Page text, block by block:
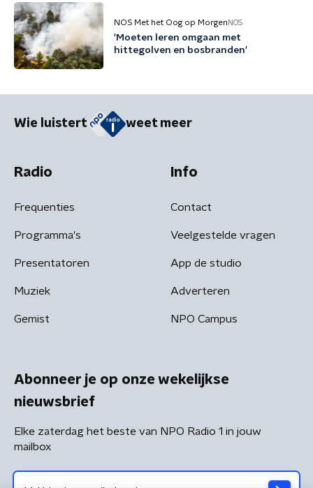
NOS Met het Oog op Morgen NOS
'Moeten leren omgaan met
hittegolven en bosbranden'
Wie luistert weet meer
Radio
Frequenties
Programma's
Presentatoren
Muziek
Gemist
Info
Contact
Veelgestelde vragen
App de studio
Adverteren
NPO Campus
Abonneer je op onze wekelijkse
nieuwsbrief
Elke zaterdag het beste van NPO Radio 1 in jouw
mailbox